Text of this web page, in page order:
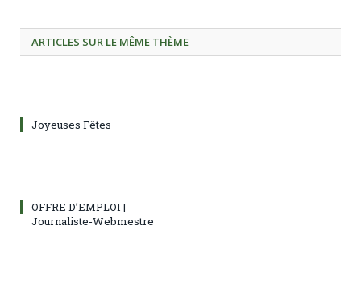
ARTICLES SUR LE MÊME THÈME
Joyeuses Fêtes
OFFRE D’EMPLOI |
Journaliste-Webmestre